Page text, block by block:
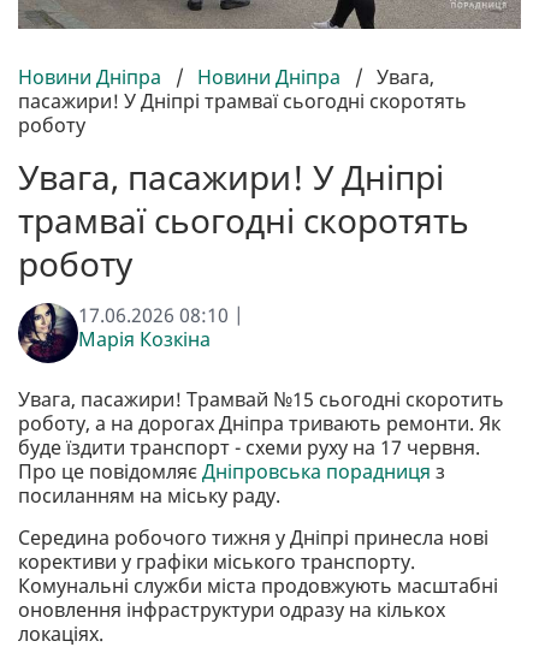
Новини Дніпра / Новини Дніпра / Увага,
пасажири! У Дніпрі трамваї сьогодні скоротять
роботу
Увага, пасажири! У Дніпрі
трамваї сьогодні скоротять
роботу
17.06.2026 08:10 |
Марія Козкіна
Увага, пасажири! Трамвай №15 сьогодні скоротить
роботу, а на дорогах Дніпра тривають ремонти. Як
буде їздити транспорт - схеми руху на 17 червня.
Про це повідомляєДніпровська порадниця з
посиланням на міську раду.
Середина робочого тижня у Дніпрі принесла нові
корективи у графіки міського транспорту.
Комунальні служби міста продовжують масштабні
оновлення інфраструктури одразу на кількох
локаціях.